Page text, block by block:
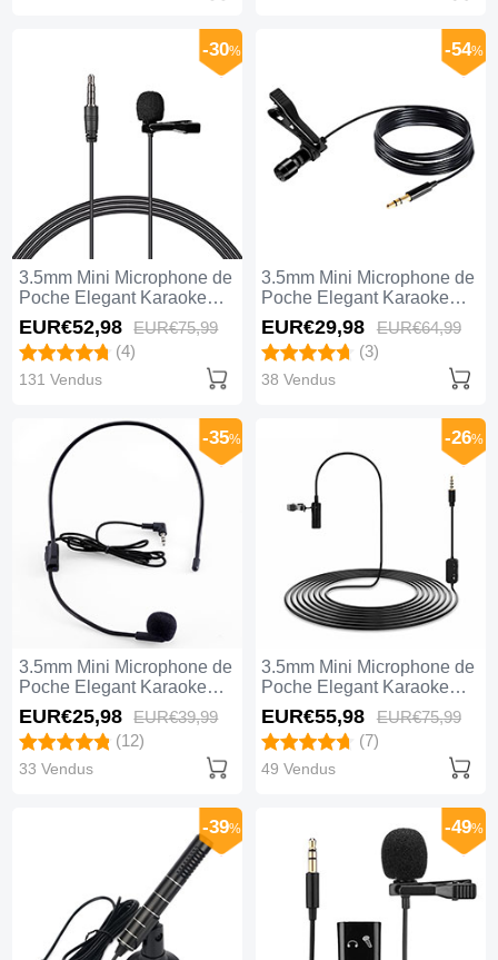
3.5mm Mini Microphone de
Poche Elegant Karaoke
Haut-Parleur K08 Noir
-30%
EUR€52,98 EUR€75,99
(4)
131 Vendus
3.5mm Mini Microphone de
Poche Elegant Karaoke
Haut-Parleur K04 Noir
-54%
EUR€29,98 EUR€64,99
(3)
38 Vendus
3.5mm Mini Microphone de
Poche Elegant Karaoke
Haut-Parleur K03 Noir
-35%
EUR€25,98 EUR€39,99
(12)
33 Vendus
3.5mm Mini Microphone de
Poche Elegant Karaoke
Haut-Parleur K07 Noir
-26%
EUR€55,98 EUR€75,99
(7)
49 Vendus
-39% -49%